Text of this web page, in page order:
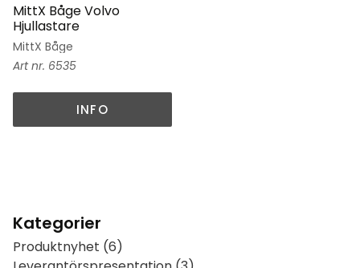
MittX Båge Volvo
Hjullastare
MittX Båge
6535
INFO
Kategorier
Produktnyhet (6)